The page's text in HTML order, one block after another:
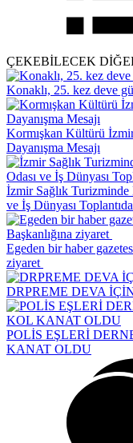
ÇEKEBİLECEK
Konaklı, 25. kez deve
Kormışkan Kültürü
Dayanışma Mesajı
İzmir Sağlık Turizminde
ve İş Dünyası
Egeden bir haber
ziyaret
DRPREME DEVA
POLİS EŞLERİ
KANAT OLDU